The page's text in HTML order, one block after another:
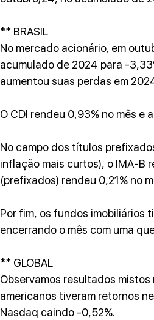
** BRASIL
No mercado acionário, em
acumulado de 2024 para -
aumentou suas perdas em
O CDI rendeu 0,93% no mês e
No campo dos títulos
inflação mais curtos), o IMA-B
(prefixados) rendeu 0,21% no
Por fim, os fundos imobiliários
encerrando o mês com uma
** GLOBAL
Observamos resultados
americanos tiveram retornos
Nasdaq caindo -0,52%.